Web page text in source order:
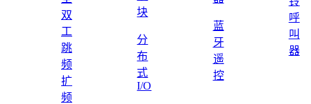
双
工
跳
频
扩
频
块
分
布
式
I/O
蓝
牙
遥
控
呼
叫
器